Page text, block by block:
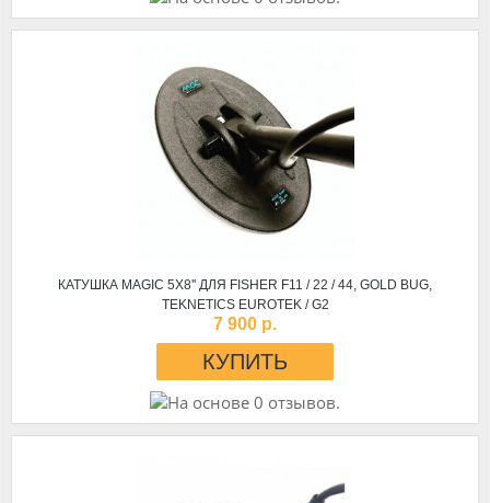
КАТУШКА MAGIC 5Х8'' ДЛЯ FISHER F11 / 22 / 44, GOLD BUG,
TEKNETICS EUROTEK / G2
7 900 р.